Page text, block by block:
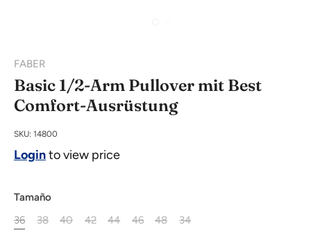
FABER
Basic 1/2-Arm Pullover mit Best
Comfort-Ausrüstung
SKU: 14800
Loginto view price
Tamaño
36
38 40 42 44 46 48 34